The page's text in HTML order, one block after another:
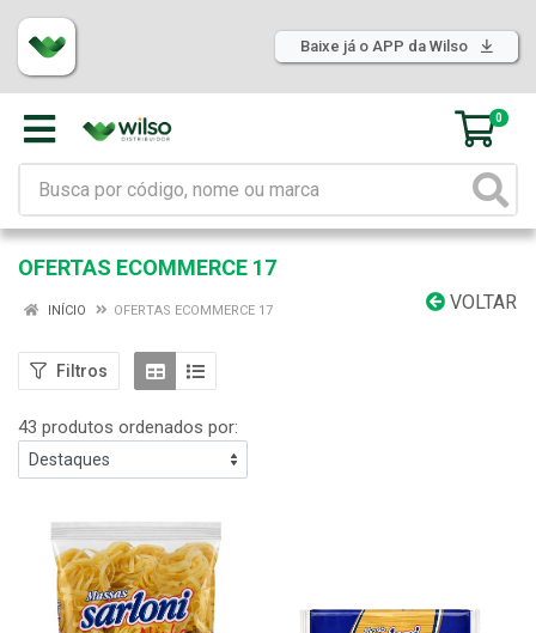
Baixe já o APP da Wilso
0
OFERTAS ECOMMERCE 17
VOLTAR
INÍCIO OFERTAS ECOMMERCE 17
Filtros
43 produtos ordenados por: